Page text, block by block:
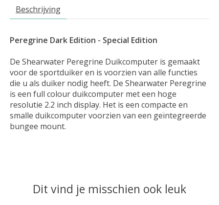
Beschrijving
Peregrine Dark Edition - Special Edition
De Shearwater Peregrine Duikcomputer is gemaakt
voor de sportduiker en is voorzien van alle functies
die u als duiker nodig heeft. De Shearwater Peregrine
is een full colour duikcomputer met een hoge
resolutie 2.2 inch display. Het is een compacte en
smalle duikcomputer voorzien van een geïntegreerde
bungee mount.
Dit vind je misschien ook leuk